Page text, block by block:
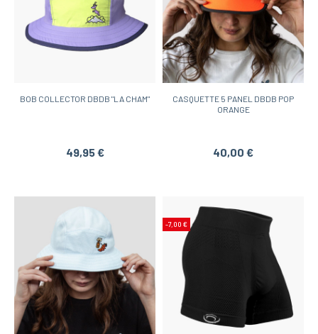
BOB COLLECTOR DBDB "LA CHAM"
49,95 €
CASQUETTE 5 PANEL DBDB POP
ORANGE
40,00 €
-7,00 €